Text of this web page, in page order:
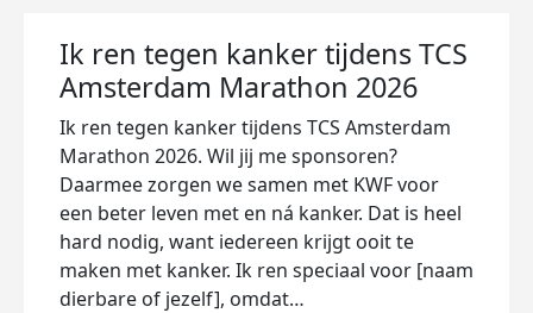
Ik ren tegen kanker tijdens TCS
Amsterdam Marathon 2026
Ik ren tegen kanker tijdens TCS Amsterdam
Marathon 2026. Wil jij me sponsoren?
Daarmee zorgen we samen met KWF voor
een beter leven met en ná kanker. Dat is heel
hard nodig, want iedereen krijgt ooit te
maken met kanker. Ik ren speciaal voor [naam
dierbare of jezelf], omdat…